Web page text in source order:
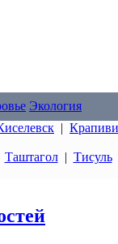
Экология
|
Таштагол| Тисуль